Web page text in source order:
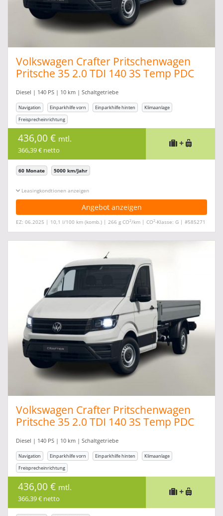
Volkswagen Crafter Pritschenwagen
Pritsche 35 2.0 TDI 140 3S Temp PDC
Diesel | 140 PS | 10 km | Schaltgetriebe
Navigation Einparkhilfe vorn Einparkhilfe hinten
Klimaanlage
Freisprecheinrichtung
436,00 € mtl.
366,39 € netto
+
60 Monate 5000 km/Jahr
Leasingkonditionen ein-/ausblenden
Angebot anzeigen
EZ: 06.2025 | 10,1 l/100 km (komb.) | 266 g CO2/km | CO2-Klasse: G | #585271
Volkswagen Crafter Pritschenwagen
Pritsche 35 2.0 TDI 140 3S Temp PDC
Diesel | 140 PS | 10 km | Schaltgetriebe
Navigation Einparkhilfe vorn Einparkhilfe hinten
Klimaanlage
Freisprecheinrichtung
436,00 € mtl.
366,39 € netto
+